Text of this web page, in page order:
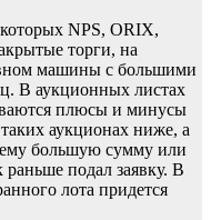
NPS, ORIX,
торги, на
машины с большими
В аукционных листах
плюсы и минусы
аукционах ниже, а
большую сумму или
раньше подал заявку. В
лота придется